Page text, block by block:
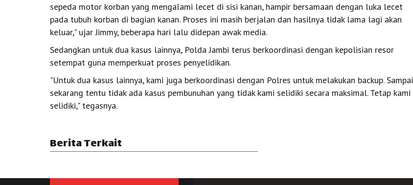
sepeda motor korban yang mengalami lecet di sisi kanan, hampir bersamaan dengan luka lecet
pada tubuh korban di bagian kanan. Proses ini masih berjalan dan hasilnya tidak lama lagi akan
keluar," ujar Jimmy, beberapa hari lalu didepan awak media.
Sedangkan untuk dua kasus lainnya, Polda Jambi terus berkoordinasi dengan kepolisian resor
setempat guna memperkuat proses penyelidikan.
"Untuk dua kasus lainnya, kami juga berkoordinasi dengan Polres untuk melakukan backup. Sampai
sekarang tentu tidak ada kasus pembunuhan yang tidak kami selidiki secara maksimal. Tetap kami
selidiki," tegasnya.
Berita Terkait